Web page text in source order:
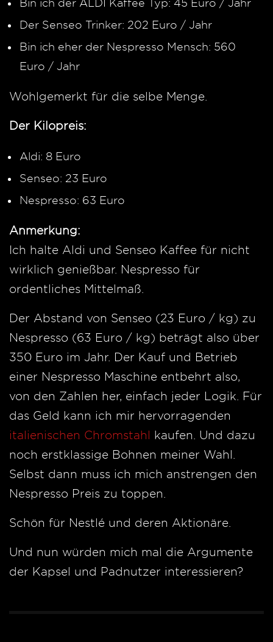
Bin ich der ALDI Kaffee Typ: 45 Euro / Jahr
Der Senseo Trinker: 202 Euro / Jahr
Bin ich eher der Nespresso Mensch: 560
Euro / Jahr
Wohlgemerkt für die selbe Menge.
Der Kilopreis:
Aldi: 8 Euro
Senseo: 23 Euro
Nespresso: 63 Euro
Anmerkung:
Ich halte Aldi und Senseo Kaffee für nicht
wirklich genießbar. Nespresso für
ordentliches Mittelmaß.
Der Abstand von Senseo (23 Euro / kg) zu
Nespresso (63 Euro / kg) beträgt also über
350 Euro im Jahr. Der Kauf und Betrieb
einer Nespresso Maschine entbehrt also,
von den Zahlen her, einfach jeder Logik. Für
das Geld kann ich mir hervorragenden
italienischen Chromstahl kaufen. Und dazu
noch erstklassige Bohnen meiner Wahl.
Selbst dann muss ich mich anstrengen den
Nespresso Preis zu toppen.
Schön für Nestlé und deren Aktionäre.
Und nun würden mich mal die Argumente
der Kapsel und Padnutzer interessieren?